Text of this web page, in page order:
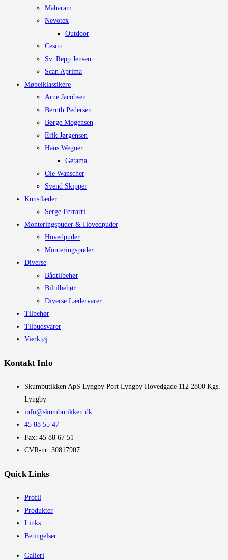
Maharam
Nevotex
Outdoor
Cesco
Sv. Repp Jensen
Scan Aprima
Møbelklassikere
Arne Jacobsen
Bernth Pedersen
Børge Mogensen
Erik Jørgensen
Hans Wegner
Getama
Ole Wanscher
Svend Skipper
Kunstlæder
Serge Ferrarri
Monteringspuder & Hovedpuder
Hovedpuder
Monteringspuder
Diverse
Bådtilbehør
Biltilbehør
Diverse Lædervarer
Tilbehør
Tilbudsvarer
Værktøj
Kontakt Info
​Skumbutikken ApS Lyngby Port Lyngby Hovedgade 112 2800 Kgs.
Lyngby
info@skumbutikken.dk
45 88 55 47
Fax: 45 88 67 51
CVR-nr: 30817907
Quick Links
Profil
Produkter
Links
Betingelser
Galleri